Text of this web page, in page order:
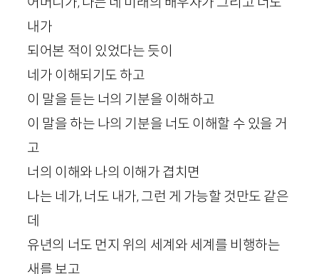
내가
되어본 적이 있었다는 듯이
네가 이해되기도 하고
이 말을 듣는 너의 기분을 이해하고
이 말을 하는 나의 기분을 너도 이해할 수 있을 거
고
너의 이해와 나의 이해가 겹치면
나는 네가, 너도 내가, 그런 게 가능할 것만도 같은
데
유년의 너도 먼지 위의 세계와 세계를 비행하는
새를 보고